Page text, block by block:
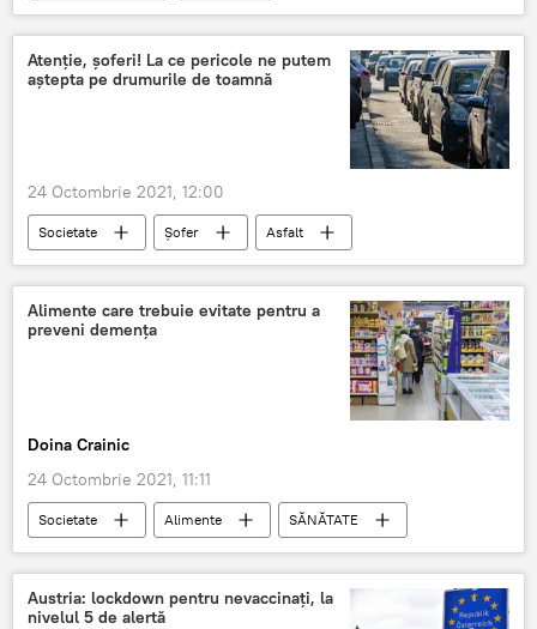
Atenție, șoferi! La ce pericole ne putem
aștepta pe drumurile de toamnă
24 Octombrie 2021, 12:00
Societate Șofer Asfalt
Alimente care trebuie evitate pentru a
preveni demența
Doina Crainic
24 Octombrie 2021, 11:11
Societate Alimente
SĂNĂTATE
demență
Austria: lockdown pentru nevaccinaţi, la
nivelul 5 de alertă